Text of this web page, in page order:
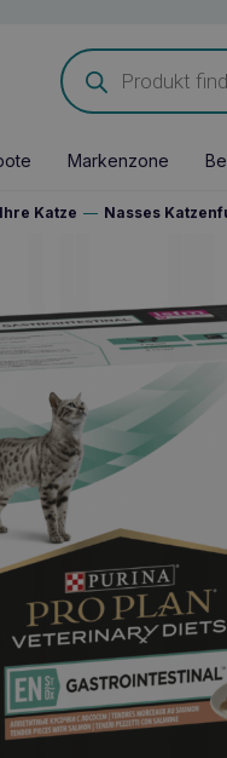
Products
search
Markenzone
Katze — Nasses